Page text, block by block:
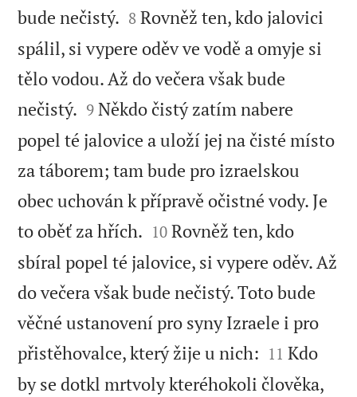
bude nečistý. 

8 Rovněž ten, kdo jalovici
spálil, si vypere oděv ve vodě a omyje si
tělo vodou. Až do večera však bude
nečistý. 

9 Někdo čistý zatím nabere
popel té jalovice a uloží jej na čisté místo
za táborem; tam bude pro izraelskou
obec uchován k přípravě očistné vody. Je
to oběť za hřích. 

10 Rovněž ten, kdo
sbíral popel té jalovice, si vypere oděv. Až
do večera však bude nečistý. Toto bude
věčné ustanovení pro syny Izraele i pro
přistěhovalce, který žije u nich: 

11 Kdo
by se dotkl mrtvoly kteréhokoli člověka,